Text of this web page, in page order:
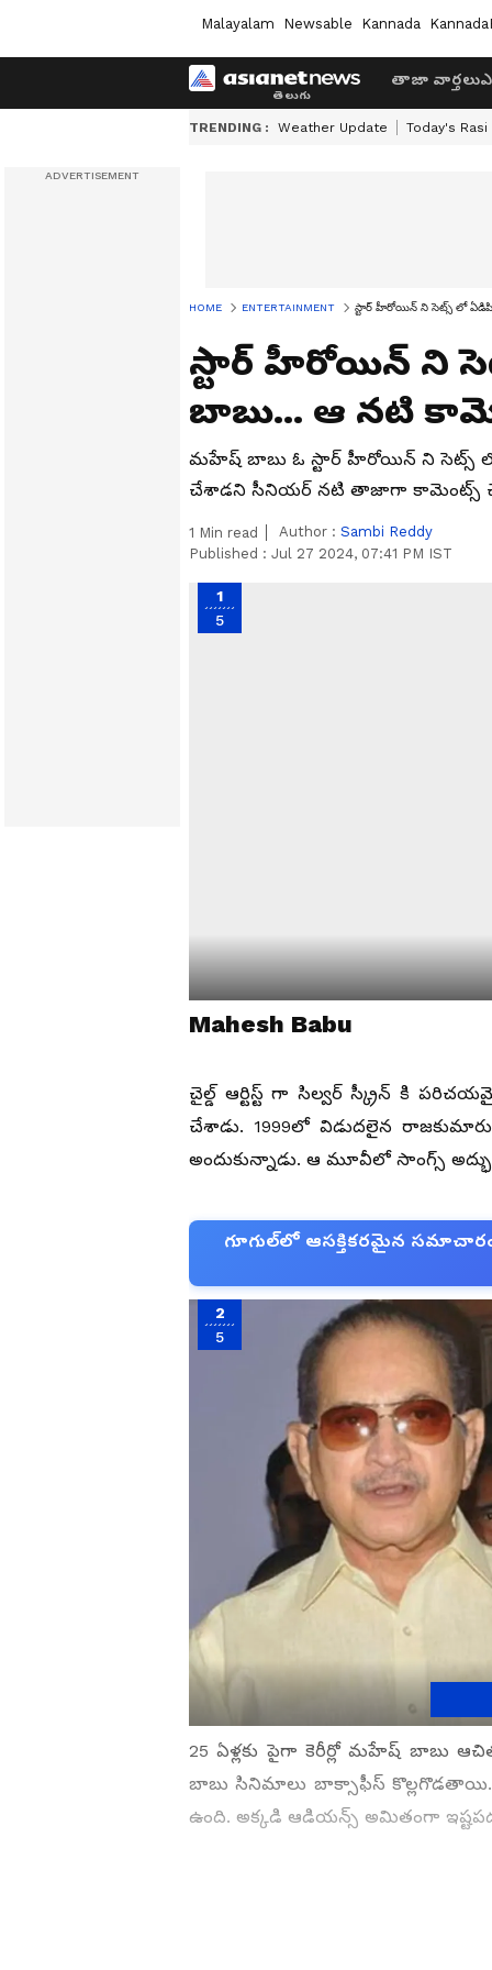
Malayalam Newsable Kannada
తాజా వార్తలు
TRENDING : Weather Update Today's Rasi
HOME ENTERTAINMENT స్టార్ హీరోయిన్ ని సెట్స్ లో
స్టార్ హీరోయిన్ ని
బాబు... ఆ నటి
మహేష్ బాబు ఓ స్టార్ హీరోయిన్ ని సెట్స్ లో
చేశాడని సీనియర్ నటి తాజాగా కామెంట్స్
1 Min read Author : Sambi Reddy
Published : Jul 27 2024, 07:41 PM IST
1
5
Mahesh Babu
చైల్డ్ ఆర్టిస్ట్ గా సిల్వర్ స్క్రీన్ కి
చేశాడు. 1999లో విడుదలైన
అందుకున్నాడు. ఆ మూవీలో సాంగ్స్
గూగుల్‌లో ఆసక్తికరమైన
2
5
25 ఏళ్లకు పైగా కెరీర్లో మహేష్ బాబు
బాబు సినిమాలు బాక్సాఫీస్
ఉంది. అక్కడి ఆడియన్స్ అమితంగా